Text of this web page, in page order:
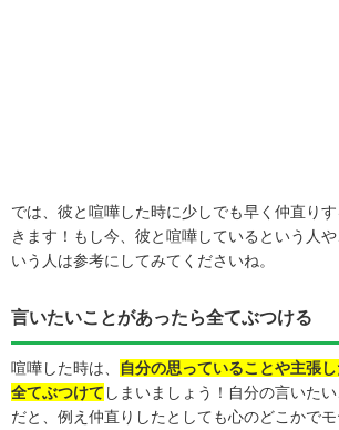
では、彼と喧嘩した時に少しでも早く仲直り
きます！もし今、彼と喧嘩しているという人
いう人は参考にしてみてくださいね。
言いたいことがあったら全てぶつける
喧嘩した時は、
自分の思っていることや主張
全てぶつけて しまいましょう！自分の言いた
だと、例え仲直りしたとしても心のどこかで